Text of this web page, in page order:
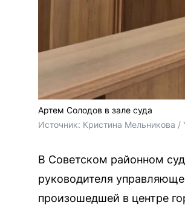
Артем Солодов в зале суда
Источник: Кристина Мельникова /
В Советском районном
руководителя
произошедшей в центре